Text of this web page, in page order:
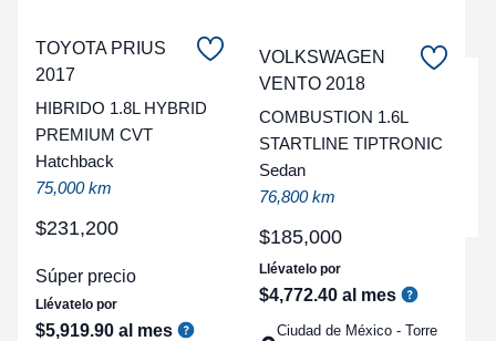
TOYOTA PRIUS
2017
HIBRIDO 1.8L HYBRID
PREMIUM CVT
Hatchback
75,000 km
$231,200
Súper precio
Llévatelo por
$5,919.90 al mes
VOLKSWAGEN
VENTO 2018
COMBUSTION 1.6L
STARTLINE TIPTRONIC
Sedan
76,800 km
$185,000
Llévatelo por
$4,772.40 al mes
Ciudad de México - Torre